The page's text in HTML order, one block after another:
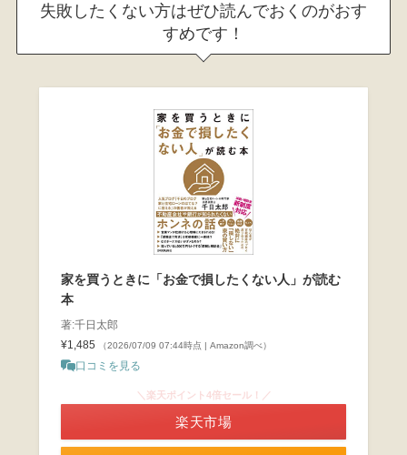
失敗したくない方はぜひ読んでおくのがおす
すめです！
家を買うときに「お金で損したくない人」が読む
本
著:千日太郎
¥1,485
（2026/07/09 07:44時点 | Amazon調べ）
口コミを見る
＼楽天ポイント4倍セール！／
楽天市場